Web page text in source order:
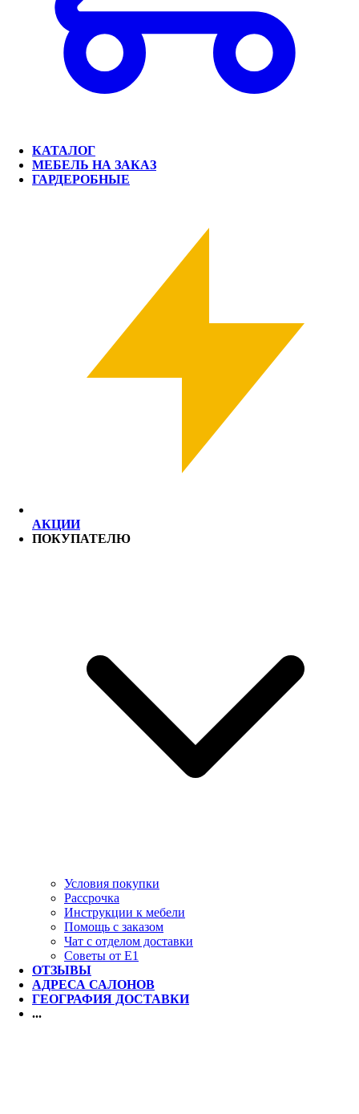
КАТАЛОГ
МЕБЕЛЬ НА ЗАКАЗ
ГАРДЕРОБНЫЕ
АКЦИИ
ПОКУПАТЕЛЮ
Условия покупки
Рассрочка
Инструкции к мебели
Помощь с заказом
Чат с отделом доставки
Советы от Е1
ОТЗЫВЫ
АДРЕСА САЛОНОВ
ГЕОГРАФИЯ ДОСТАВКИ
...